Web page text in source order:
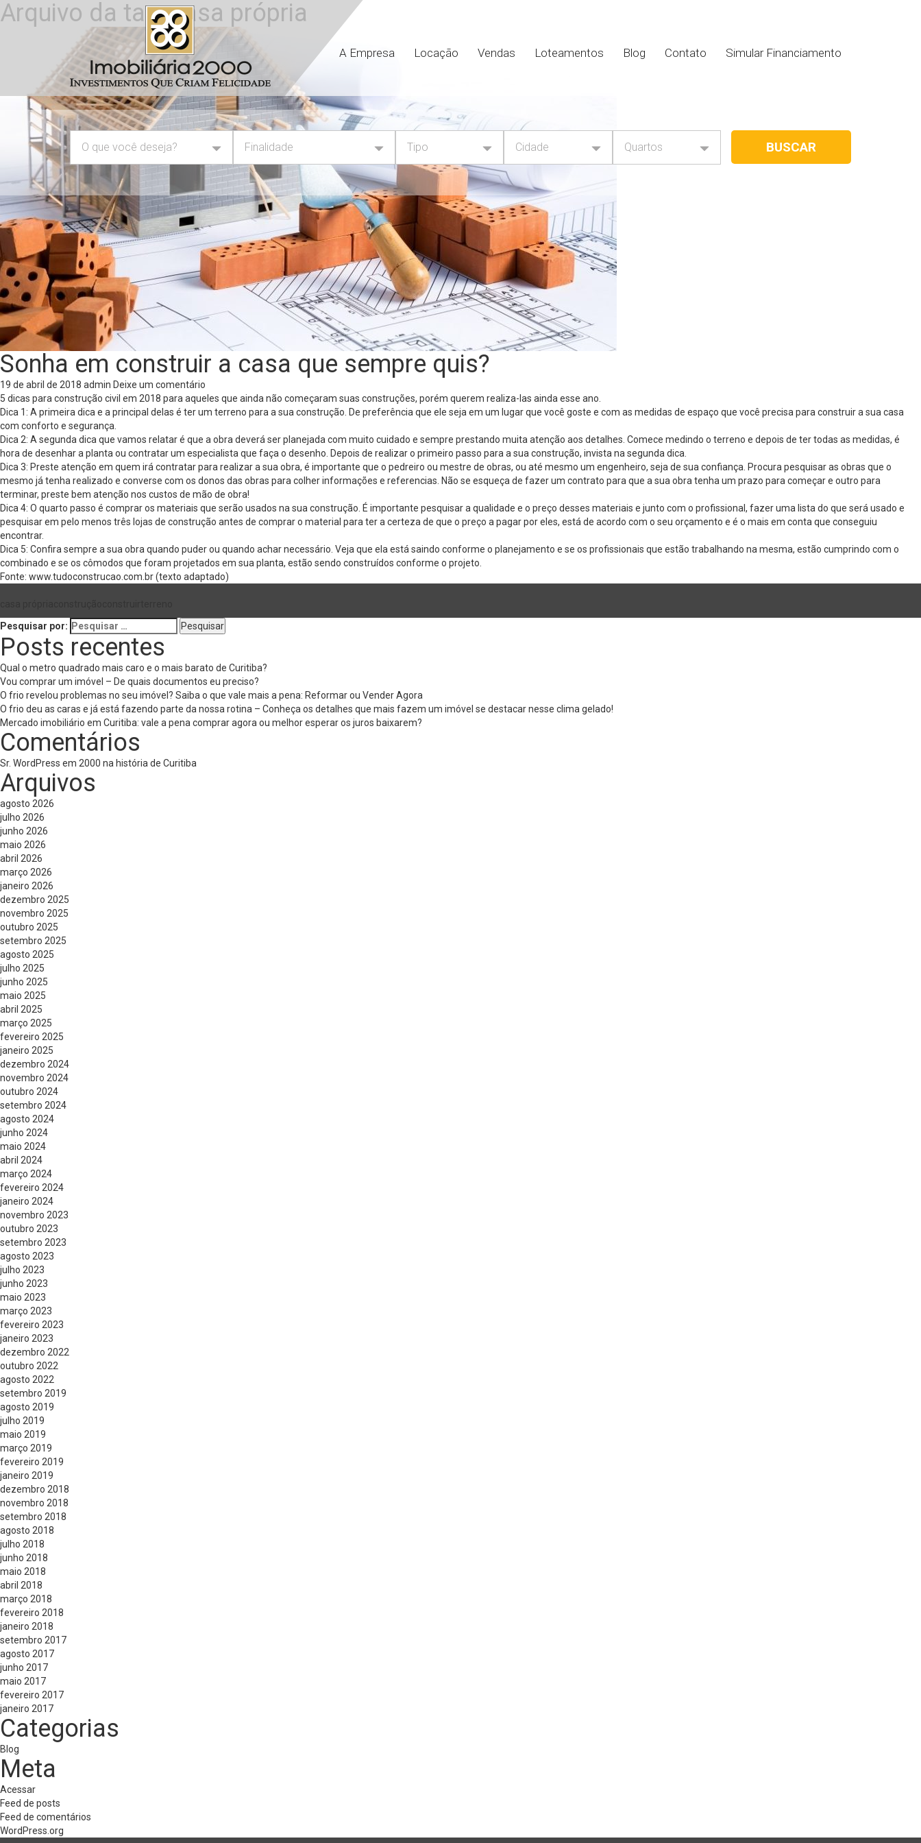
A Empresa Locação Vendas Loteamentos Blog Contato Simular Financiamento
O que você deseja? Finalidade Tipo Cidade Quartos
Arquivo da tag: casa própria
Sonha em construir a casa que sempre quis?
19 de abril de 2018 admin Deixe um comentário
5 dicas para construção civil em 2018 para aqueles que ainda não começaram suas construções, porém querem realiza-las ainda esse ano.
Dica 1: A primeira dica e a principal delas é ter um terreno para a sua construção. De preferência que ele seja em um lugar que você goste e com as medidas de espaço que você precisa para construir a sua casa
com conforto e segurança.
Dica 2: A segunda dica que vamos relatar é que a obra deverá ser planejada com muito cuidado e sempre prestando muita atenção aos detalhes. Comece medindo o terreno e depois de ter todas as medidas, é
hora de desenhar a planta ou contratar um especialista que faça o desenho. Depois de realizar o primeiro passo para a sua construção, invista na segunda dica.
Dica 3: Preste atenção em quem irá contratar para realizar a sua obra, é importante que o pedreiro ou mestre de obras, ou até mesmo um engenheiro, seja de sua confiança. Procura pesquisar as obras que o
mesmo já tenha realizado e converse com os donos das obras para colher informações e referencias. Não se esqueça de fazer um contrato para que a sua obra tenha um prazo para começar e outro para
terminar, preste bem atenção nos custos de mão de obra!
Dica 4: O quarto passo é comprar os materiais que serão usados na sua construção. É importante pesquisar a qualidade e o preço desses materiais e junto com o profissional, fazer uma lista do que será usado e
pesquisar em pelo menos três lojas de construção antes de comprar o material para ter a certeza de que o preço a pagar por eles, está de acordo com o seu orçamento e é o mais em conta que conseguiu
encontrar.
Dica 5: Confira sempre a sua obra quando puder ou quando achar necessário. Veja que ela está saindo conforme o planejamento e se os profissionais que estão trabalhando na mesma, estão cumprindo com o
combinado e se os cômodos que foram projetados em sua planta, estão sendo construídos conforme o projeto.
Fonte: www.tudoconstrucao.com.br (texto adaptado)
Pesquisar por:
Posts recentes
Qual o metro quadrado mais caro e o mais barato de Curitiba?
Vou comprar um imóvel – De quais documentos eu preciso?
O frio revelou problemas no seu imóvel? Saiba o que vale mais a pena: Reformar ou Vender Agora
O frio deu as caras e já está fazendo parte da nossa rotina – Conheça os detalhes que mais fazem um imóvel se destacar nesse clima gelado!
Mercado imobiliário em Curitiba: vale a pena comprar agora ou melhor esperar os juros baixarem?
Comentários
Sr. WordPress em 2000 na história de Curitiba
Arquivos
agosto 2026
julho 2026
junho 2026
maio 2026
abril 2026
março 2026
janeiro 2026
dezembro 2025
novembro 2025
outubro 2025
setembro 2025
agosto 2025
julho 2025
junho 2025
maio 2025
abril 2025
março 2025
fevereiro 2025
janeiro 2025
dezembro 2024
novembro 2024
outubro 2024
setembro 2024
agosto 2024
junho 2024
maio 2024
abril 2024
março 2024
fevereiro 2024
janeiro 2024
novembro 2023
outubro 2023
setembro 2023
agosto 2023
julho 2023
junho 2023
maio 2023
março 2023
fevereiro 2023
janeiro 2023
dezembro 2022
outubro 2022
agosto 2022
setembro 2019
agosto 2019
julho 2019
maio 2019
março 2019
fevereiro 2019
janeiro 2019
dezembro 2018
novembro 2018
setembro 2018
agosto 2018
julho 2018
junho 2018
maio 2018
abril 2018
março 2018
fevereiro 2018
janeiro 2018
setembro 2017
agosto 2017
junho 2017
maio 2017
fevereiro 2017
janeiro 2017
Categorias
Blog
Meta
Acessar
Feed de posts
Feed de comentários
WordPress.org